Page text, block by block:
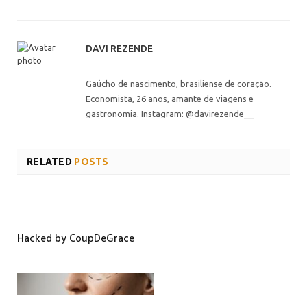
DAVI REZENDE
Gaúcho de nascimento, brasiliense de coração.
Economista, 26 anos, amante de viagens e
gastronomia. Instagram: @davirezende__
RELATED POSTS
Hacked by CoupDeGrace